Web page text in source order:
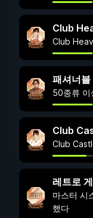
Club
Club
패셔너블
50종류 이
Club
Club
레트로
마스터 시
했다